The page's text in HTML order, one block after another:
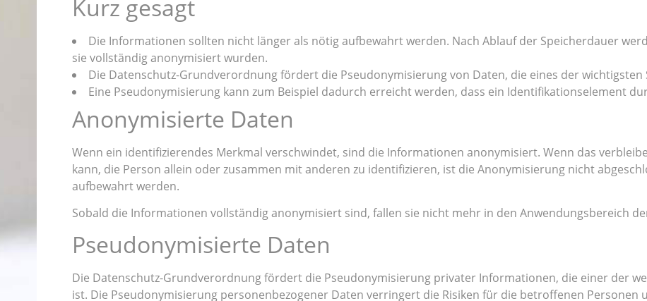
Kurz gesagt
Die Informationen sollten nicht länger als nötig aufbewahrt werden. Nach Ablauf der Speicherdauer
sie vollständig anonymisiert wurden.
Die Datenschutz-Grundverordnung fördert die Pseudonymisierung von Daten, die eines der
Eine Pseudonymisierung kann zum Beispiel dadurch erreicht werden, dass ein Identifikationselement
Anonymisierte Daten
Wenn ein identifizierendes Merkmal verschwindet, sind die Informationen anonymisiert. Wenn das
kann, die Person allein oder zusammen mit anderen zu identifizieren, ist die Anonymisierung nicht
aufbewahrt werden.
Sobald die Informationen vollständig anonymisiert sind, fallen sie nicht mehr in den Anwendungsbereich
Pseudonymisierte Daten
Die Datenschutz-Grundverordnung fördert die Pseudonymisierung privater Informationen, die einer der
ist. Die Pseudonymisierung personenbezogener Daten verringert die Risiken für die betroffenen